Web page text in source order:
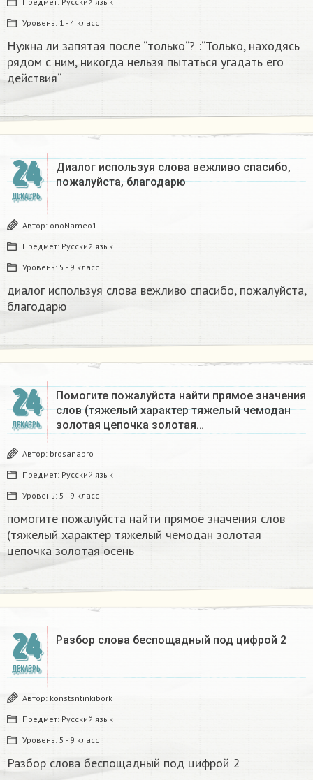
Уровень: 1 - 4 класс
Нужна ли запятая после “только“? :“Только, находясь
рядом с ним, никогда нельзя пытаться угадать его
действия“
24
ДЕКАБРЬ
Диалог используя слова вежливо спасибо,
пожалуйста, благодарю
Автор: onoNameo1
Предмет: Русский язык
Уровень: 5 - 9 класс
диалог используя слова вежливо спасибо, пожалуйста,
благодарю
24
ДЕКАБРЬ
Помогите пожалуйста найти прямое значения
слов (тяжелый характер тяжелый чемодан
золотая цепочка золотая…
Автор: brosanabro
Предмет: Русский язык
Уровень: 5 - 9 класс
помогите пожалуйста найти прямое значения слов
(тяжелый характер тяжелый чемодан золотая
цепочка золотая осень
24
ДЕКАБРЬ
Разбор слова беспощадный под цифрой 2
Автор: konstsntinkibork
Предмет: Русский язык
Уровень: 5 - 9 класс
Разбор слова беспощадный под цифрой 2